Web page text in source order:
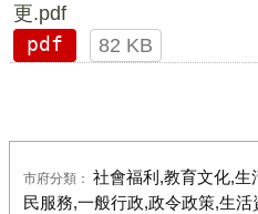
更.pdf
pdf
82 KB
市府分類： 社會福利,教育文化,生
民服務,一般行政,政令政策,生活